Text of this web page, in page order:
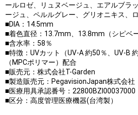
ールロゼ、リュヌベージュ、エアルブラ
ージュ、ペルルグレー、グリオニキス、
■DIA：14.5mm
■着色直径：13.7mm、13.8mm（シピベ
■含水率：58％
■特徴：UVカット（UV-A 約50％、UV-B
（MPCポリマー）配合
■販売元：株式会社T-Garden
■製造販売元：PegavisionJapan株式会社
■医療用具承認番号：22800BZI00037000
■区分：高度管理医療機器(台湾製）